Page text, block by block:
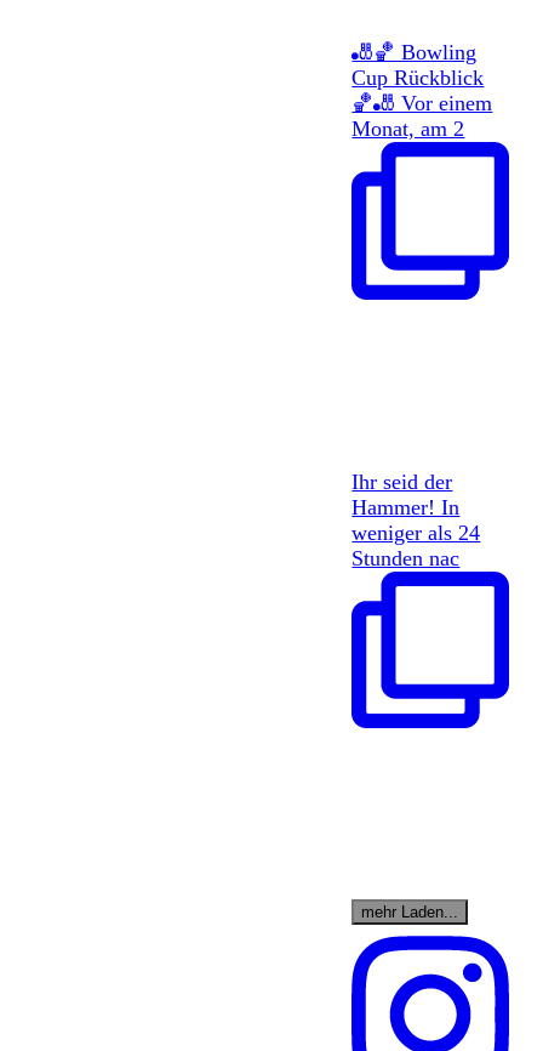
🎳🏀 Bowling
Cup Rückblick
🏀🎳 Vor einem
Monat, am 2
Ihr seid der
Hammer! In
weniger als 24
Stunden nac
mehr Laden...